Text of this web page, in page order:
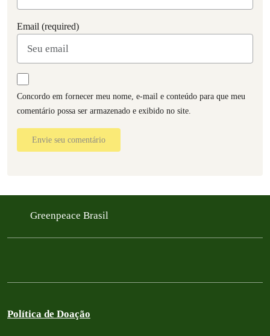
Email (required)
Concordo em fornecer meu nome, e-mail e conteúdo para que meu
comentário possa ser armazenado e exibido no site.
Envie seu comentário
Greenpeace Brasil
Política de Doação